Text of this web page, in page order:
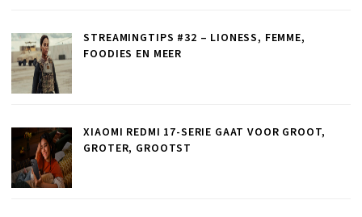
STREAMINGTIPS #32 – LIONESS, FEMME,
FOODIES EN MEER
XIAOMI REDMI 17-SERIE GAAT VOOR GROOT,
GROTER, GROOTST